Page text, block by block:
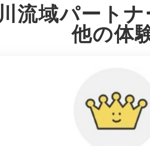
流域パート
他の体